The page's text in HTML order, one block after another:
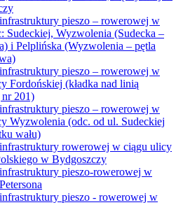
pieszo – rowerowej w
Sudeckiej, Wyzwolenia (Sudecka –
i Pelplińska (Wyzwolenia – pętla
pieszo – rowerowej w
Fordońskiej (kładka nad linią
201)
pieszo – rowerowej w
Wyzwolenia (odc. od ul. Sudeckiej
wału)
rowerowej w ciągu ulicy
w Bydgoszczy
pieszo-rowerowej w
pieszo - rowerowej w